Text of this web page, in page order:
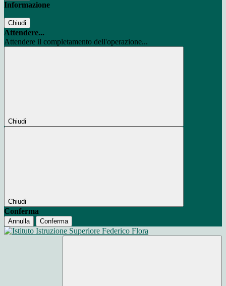
Informazione
Chiudi
Attendere...
Attendere il completamento dell'operazione...
Chiudi
Chiudi
Conferma
Annulla Conferma